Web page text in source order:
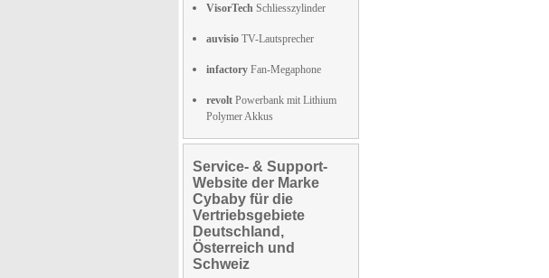
VisorTech Schliesszylinder
auvisio TV-Lautsprecher
infactory Fan-Megaphone
revolt Powerbank mit Lithium
Polymer Akkus
Service- & Support-
Website der Marke
Cybaby für die
Vertriebsgebiete
Deutschland,
Österreich und
Schweiz